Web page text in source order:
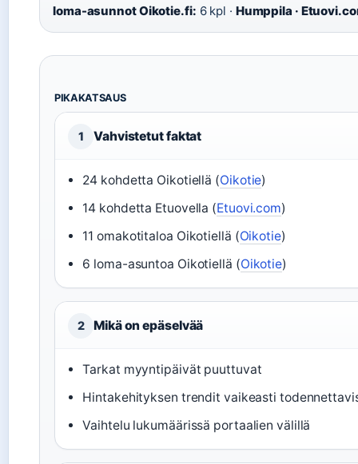
loma-asunnot Oikotie.fi: 6 kpl · Humppila ·
PIKAKATSAUS
1 Vahvistetut faktat
24 kohdetta Oikotiellä (Oikotie)
14 kohdetta Etuovella (Etuovi.com)
11 omakotitaloa Oikotiellä (Oikotie)
6 loma-asuntoa Oikotiellä (Oikotie)
2 Mikä on epäselvää
Tarkat myyntipäivät puuttuvat
Hintakehityksen trendit vaikeasti
Vaihtelu lukumäärissä portaalien välillä